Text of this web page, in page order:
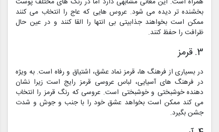
بخشنده تر دیده می شود. عروس هایی که عاج را انتخاب می کنند
ممکن است بخواهند جذابیتی بی انتها را القا کنند و در عین حال
ظرافت را حفظ کنند.
3. قرمز
در بسیاری از فرهنگ ها، قرمز نماد عشق، اشتیاق و رفاه است. به ویژه
در فرهنگ های آسیایی، لباس عروسی قرمز رایج است زیرا نشان
دهنده خوشبختی و خوشبختی است. عروسی که رنگ قرمز را انتخاب
می کند ممکن است بخواهد عشق خود را با جنب و جوش و شدت
جشن بگیرد.